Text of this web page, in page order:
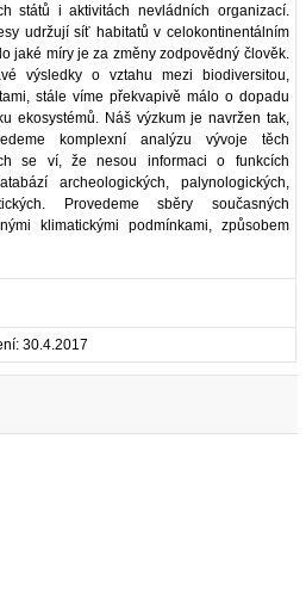
států i aktivitách nevládních organizací.
udržují síť habitatů v celokontinentálním
jaké míry je za změny zodpovědný člověk.
výsledky o vztahu mezi biodiversitou,
stále víme překvapivě málo o dopadu
ekosystémů. Náš výzkum je navržen tak,
komplexní analýzu vývoje těch
se ví, že nesou informaci o funkcích
archeologických, palynologických,
Provedeme sběry současných
klimatickými podmínkami, způsobem
30.4.2017